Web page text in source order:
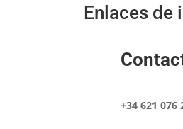
Enlaces de
+34 621 076